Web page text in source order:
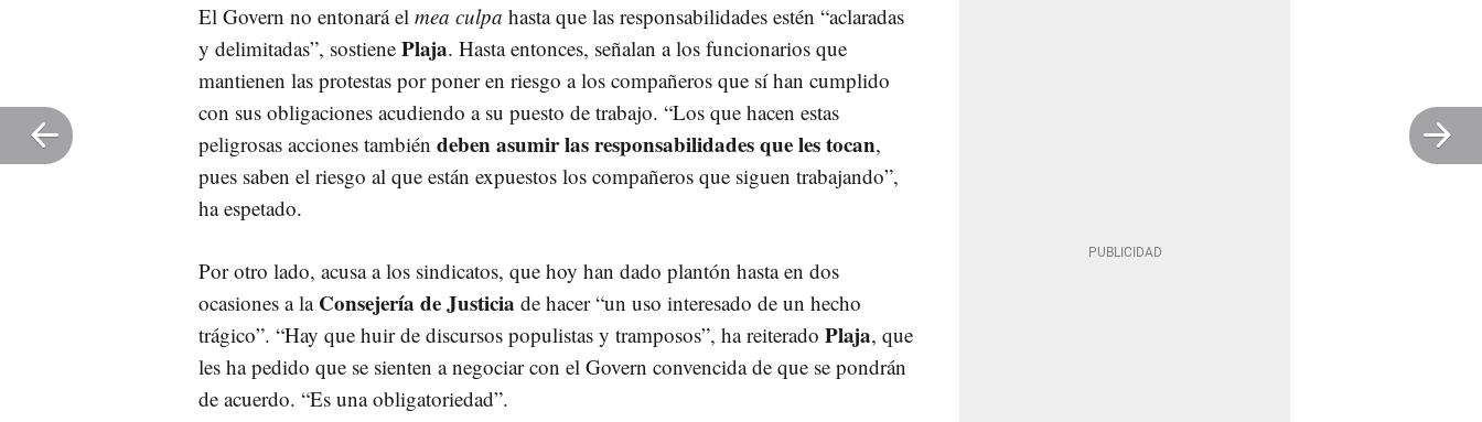
El Govern no entonará el mea culpa hasta que las responsabilidades estén “aclaradas
y delimitadas”, sostiene Plaja. Hasta entonces, señalan a los funcionarios que
mantienen las protestas por poner en riesgo a los compañeros que sí han cumplido
con sus obligaciones acudiendo a su puesto de trabajo. “Los que hacen estas
peligrosas acciones también deben asumir las responsabilidades que les tocan,
pues saben el riesgo al que están expuestos los compañeros que siguen trabajando”,
ha espetado.
Por otro lado, acusa a los sindicatos, que hoy han dado plantón hasta en dos
ocasiones a la Consejería de Justicia de hacer “un uso interesado de un hecho
trágico”. “Hay que huir de discursos populistas y tramposos”, ha reiterado Plaja, que
les ha pedido que se sienten a negociar con el Govern convencida de que se pondrán
de acuerdo. “Es una obligatoriedad”.